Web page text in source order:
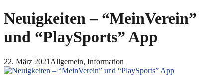
Neuigkeiten – “MeinVerein”
und “PlaySports” App
22. März 2021 Allgemein, Information